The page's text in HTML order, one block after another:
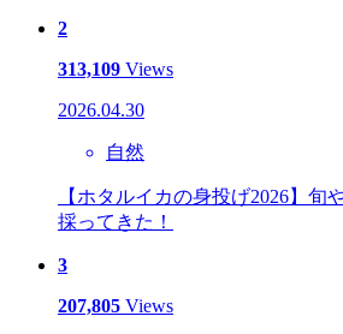
2
313,109 Views
2026.04.30
自然
【ホタルイカの身投げ2026】旬
採ってきた！
3
207,805 Views